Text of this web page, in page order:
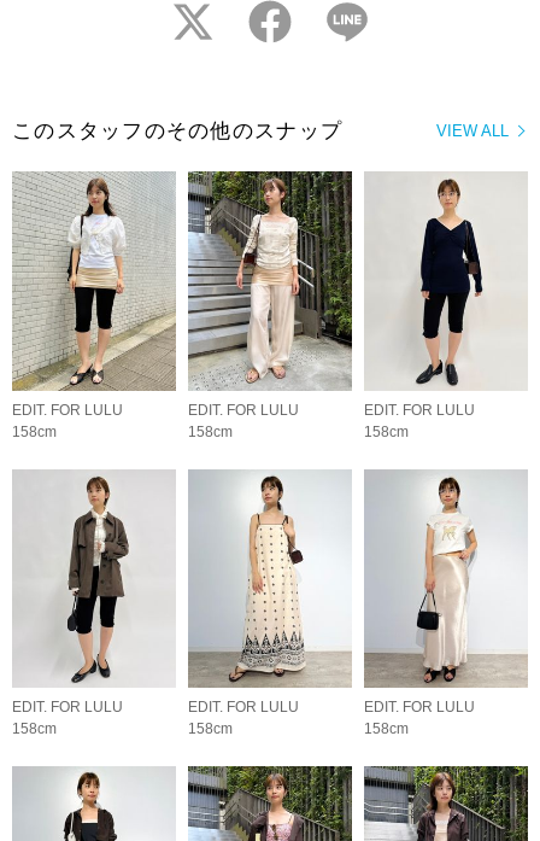
twitter facebook
VIEW ALL
このスタッフのその他のスナップ
EDIT. FOR LULU
158cm
EDIT. FOR LULU
158cm
EDIT. FOR LULU
158cm
EDIT. FOR LULU
158cm
EDIT. FOR LULU
158cm
EDIT. FOR LULU
158cm